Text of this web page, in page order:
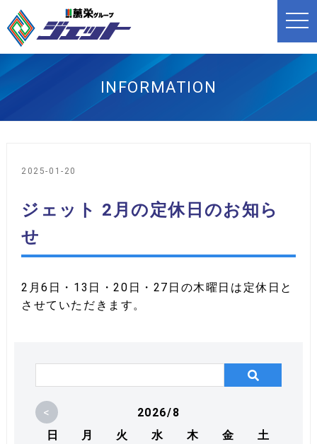
t
o
n
g
INFORMATION
2025-01-20
ジェット 2月の定休日のお知ら
せ
2月6日・13日・20日・27日の木曜日は定休日と
させていただきます。
<
2026/8
日
月 火 水 木 金
土